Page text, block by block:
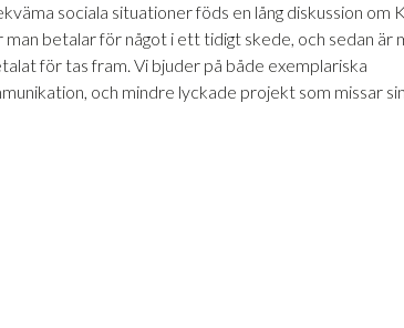
sociala situationer föds en lång diskussion om
betalar för något i ett tidigt skede, och sedan är
för tas fram. Vi bjuder på både exemplariska
och mindre lyckade projekt som missar